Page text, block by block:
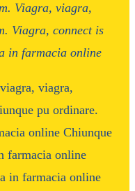
Viagra, viagra,
Viagra, connect is
in farmacia online
viagra,
pu ordinare.
online Chiunque
farmacia online
in farmacia online